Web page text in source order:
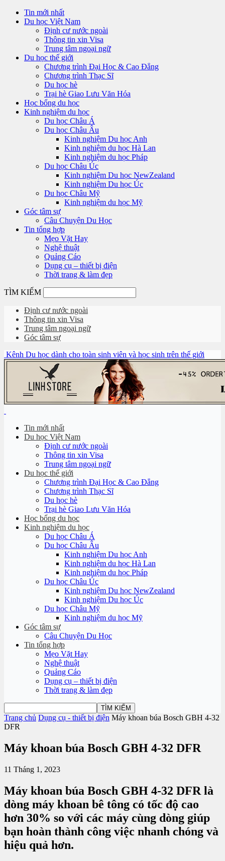
Tin mới nhất
Du học Việt Nam
Định cư nước ngoài
Thông tin xin Visa
Trung tâm ngoại ngữ
Du học thế giới
Chương trình Đại Học & Cao Đẳng
Chương trình Thạc Sĩ
Du học hè
Trại hè Giao Lưu Văn Hóa
Học bổng du học
Kinh nghiệm du học
Du học Châu Á
Du học Châu Âu
Kinh nghiệm Du học Anh
Kinh nghiệm du học Hà Lan
Kinh nghiệm du học Pháp
Du học Châu Úc
Kinh nghiệm Du học NewZealand
Kinh nghiệm Du học Úc
Du học Châu Mỹ
Kinh nghiệm du học Mỹ
Góc tâm sự
Câu Chuyện Du Học
Tin tổng hợp
Mẹo Vặt Hay
Nghệ thuật
Quảng Cáo
Dụng cụ – thiết bị điện
Thời trang & làm đẹp
TÌM KIẾM
Định cư nước ngoài
Thông tin xin Visa
Trung tâm ngoại ngữ
Góc tâm sự
Kênh Du học dành cho toàn sinh viên và học sinh trên thế giới
Tin mới nhất
Du học Việt Nam
Định cư nước ngoài
Thông tin xin Visa
Trung tâm ngoại ngữ
Du học thế giới
Chương trình Đại Học & Cao Đẳng
Chương trình Thạc Sĩ
Du học hè
Trại hè Giao Lưu Văn Hóa
Học bổng du học
Kinh nghiệm du học
Du học Châu Á
Du học Châu Âu
Kinh nghiệm Du học Anh
Kinh nghiệm du học Hà Lan
Kinh nghiệm du học Pháp
Du học Châu Úc
Kinh nghiệm Du học NewZealand
Kinh nghiệm Du học Úc
Du học Châu Mỹ
Kinh nghiệm du học Mỹ
Góc tâm sự
Câu Chuyện Du Học
Tin tổng hợp
Mẹo Vặt Hay
Nghệ thuật
Quảng Cáo
Dụng cụ – thiết bị điện
Thời trang & làm đẹp
Trang chủ Dụng cụ - thiết bị điện Máy khoan búa Bosch GBH 4-32
DFR
Máy khoan búa Bosch GBH 4-32 DFR
11 Tháng 1, 2023
Máy khoan búa Bosch GBH 4-32 DFR là
dòng máy khoan bê tông có tốc độ cao
hơn 30% so với các máy cùng dòng giúp
bạn hoàn thành công việc nhanh chóng và
hiệu quả hơn.